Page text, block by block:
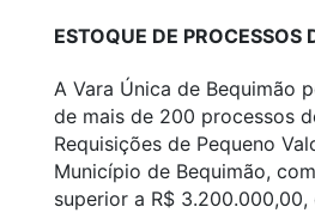
ESTOQUE DE PROCESSOS
A Vara Única de Bequimão
de mais de 200 processos
Requisições de Pequeno
Município de Bequimão,
superior a R$ 3.200.000,00,